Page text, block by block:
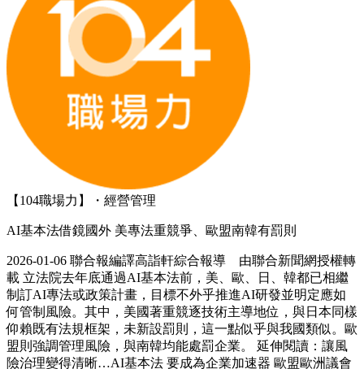
【104職場力】・經營管理
AI基本法借鏡國外 美專法重競爭、歐盟南韓有罰則
2026-01-06 聯合報編譯高詣軒綜合報導 由聯合新聞網授權轉
載 立法院去年底通過AI基本法前，美、歐、日、韓都已相繼
制訂AI專法或政策計畫，目標不外乎推進AI研發並明定應如
何管制風險。其中，美國著重競逐技術主導地位，與日本同樣
仰賴既有法規框架，未新設罰則，這一點似乎與我國類似。歐
盟則強調管理風險，與南韓均能處罰企業。 延伸閱讀：讓風
險治理變得清晰…AI基本法 要成為企業加速器 歐盟歐洲議會